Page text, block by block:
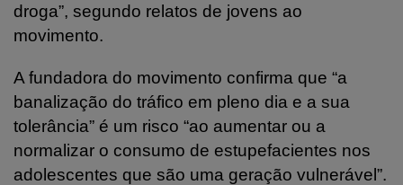
droga”, segundo relatos de jovens ao
movimento.
A fundadora do movimento confirma que “a
banalização do tráfico em pleno dia e a sua
tolerância” é um risco “ao aumentar ou a
normalizar o consumo de estupefacientes nos
adolescentes que são uma geração vulnerável”.